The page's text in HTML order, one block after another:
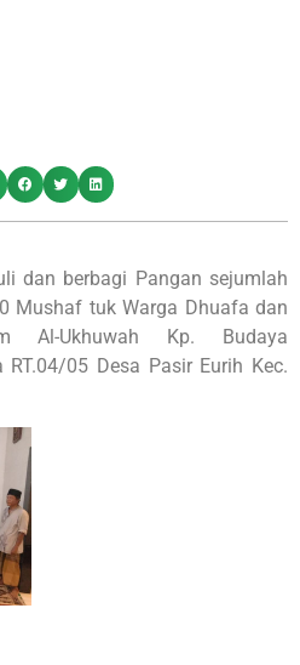
dan berbagi Pangan sejumlah
Mushaf tuk Warga Dhuafa dan
Al-Ukhuwah Kp. Budaya
RT.04/05 Desa Pasir Eurih Kec.